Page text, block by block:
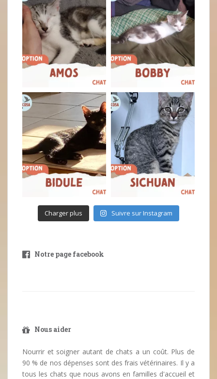
Charger plus Suivre sur Instagram
Notre page facebook
Nous aider
Nourrir et soigner autant de chats a un coût. Plus de
90 % de nos dépenses sont des frais vétérinaires. Il y a
tous les chats que nous avons en familles d'accueil et